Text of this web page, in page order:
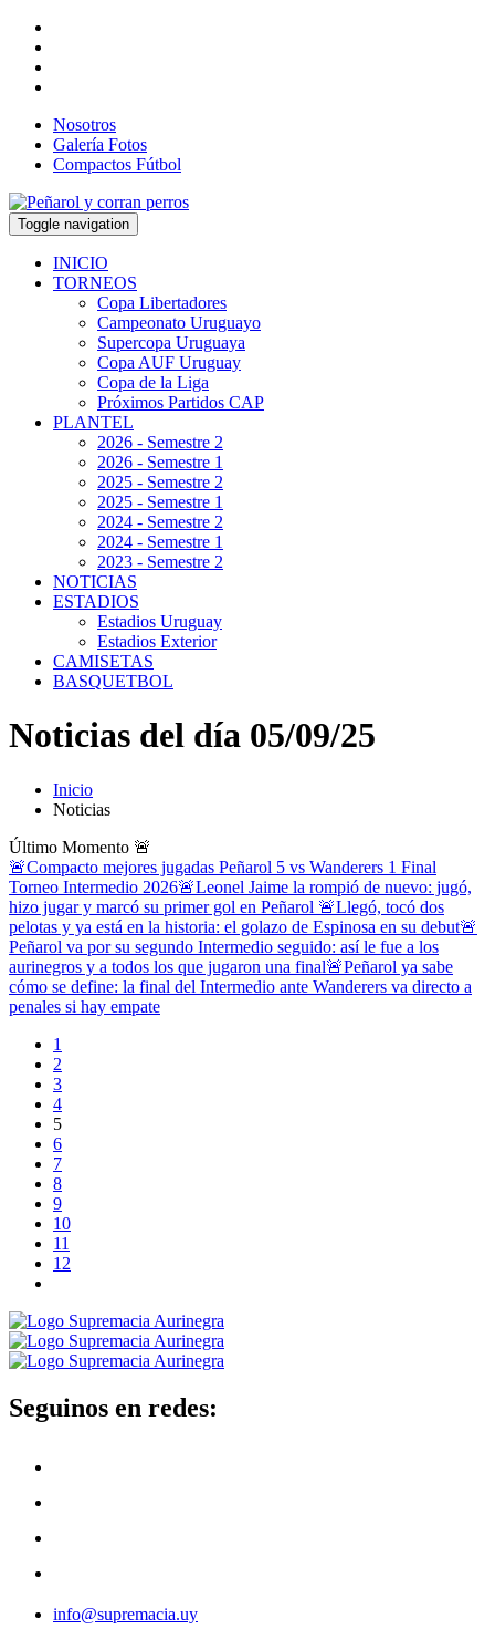
Nosotros
Galería Fotos
Compactos Fútbol
Toggle navigation
INICIO
TORNEOS
Copa Libertadores
Campeonato Uruguayo
Supercopa Uruguaya
Copa AUF Uruguay
Copa de la Liga
Próximos Partidos CAP
PLANTEL
2026 - Semestre 2
2026 - Semestre 1
2025 - Semestre 2
2025 - Semestre 1
2024 - Semestre 2
2024 - Semestre 1
2023 - Semestre 2
NOTICIAS
ESTADIOS
Estadios Uruguay
Estadios Exterior
CAMISETAS
BASQUETBOL
Noticias del día 05/09/25
Inicio
Noticias
Último Momento 🚨
🚨Compacto mejores jugadas Peñarol 5 vs Wanderers 1 Final
Torneo Intermedio 2026🚨Leonel Jaime la rompió de nuevo: jugó,
hizo jugar y marcó su primer gol en Peñarol 🚨Llegó, tocó dos
pelotas y ya está en la historia: el golazo de Espinosa en su debut🚨
Peñarol va por su segundo Intermedio seguido: así le fue a los
aurinegros y a todos los que jugaron una final🚨Peñarol ya sabe
cómo se define: la final del Intermedio ante Wanderers va directo a
penales si hay empate
1
2
3
4
5
6
7
8
9
10
11
12
Seguinos en redes:
info@supremacia.uy